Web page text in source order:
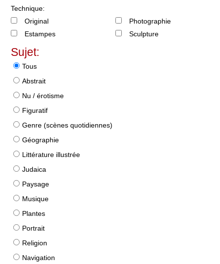
Technique:
Original
Estampes
Photographie
Sculpture
Sujet:
Tous
Abstrait
Nu / érotisme
Figuratif
Genre (scènes quotidiennes)
Géographie
Littérature illustrée
Judaica
Paysage
Musique
Plantes
Portrait
Religion
Navigation